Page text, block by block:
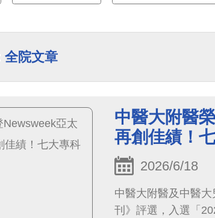
全院文章
中醫大附醫
再創佳績！
2026/6/18
中醫大附醫及中醫
刊》評選，入選「